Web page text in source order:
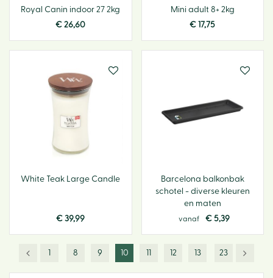
Royal Canin indoor 27 2kg
€ 26,60
Mini adult 8+ 2kg
€ 17,75
White Teak Large Candle
€ 39,99
Barcelona balkonbak
schotel - diverse kleuren
en maten
vanaf € 5,39
1 8 9 10 11 12 13 23